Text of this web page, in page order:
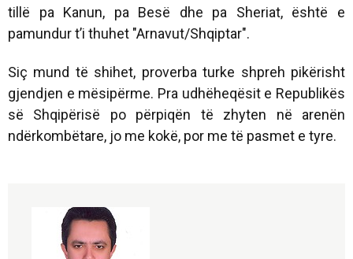
tillë pa Kanun, pa Besë dhe pa Sheriat, është e
pamundur t’i thuhet "Arnavut/Shqiptar".
Siç mund të shihet, proverba turke shpreh pikërisht
gjendjen e mësipërme. Pra udhëheqësit e Republikës
së Shqipërisë po përpiqën të zhyten në arenën
ndërkombëtare, jo me kokë, por me të pasmet e tyre.